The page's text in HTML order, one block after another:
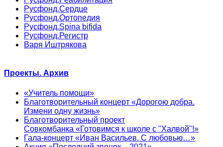
Русфонд.Сердце
Русфонд.Ортопедия
Русфонд.Spina bifida
Русфонд.Регистр
Варя Иштрякова
Проекты. Архив
«Учитель помощи»
Благотворительный концерт «Дорогою добра.
Измени одну жизнь»
Благотворительный проект
Совкомбанка «Готовимся к школе с "Халвой"!»
Гала-концерт «Иван Васильев. С любовью…»